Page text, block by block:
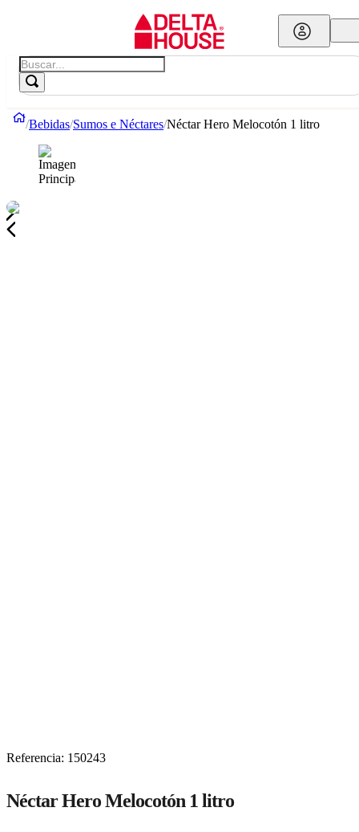
Bebidas Sumos e Néctares Néctar Hero Melocotón 1 litro
Referencia: 150243
Néctar Hero Melocotón 1 litro